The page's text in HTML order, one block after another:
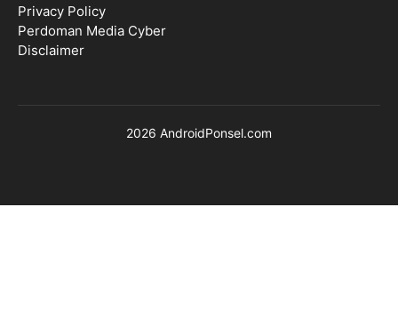
Privacy Policy
Perdoman Media Cyber
Disclaimer
2026 AndroidPonsel.com